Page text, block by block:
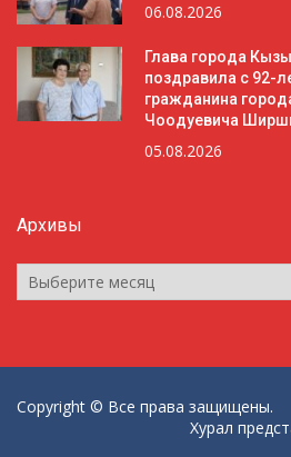
06.08.2026
Глава города
поздравила с 92-
гражданина
Чоодуевича
05.08.2026
Архивы
Архивы
Copyright © Все права защищены.
Хурал